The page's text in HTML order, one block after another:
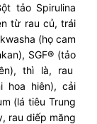
tảo Spirulina
từ rau củ, trái
(họ cam
SGF® (tảo
thì là, rau
hoa hiên), cải
(lá tiêu Trung
rau diếp măng